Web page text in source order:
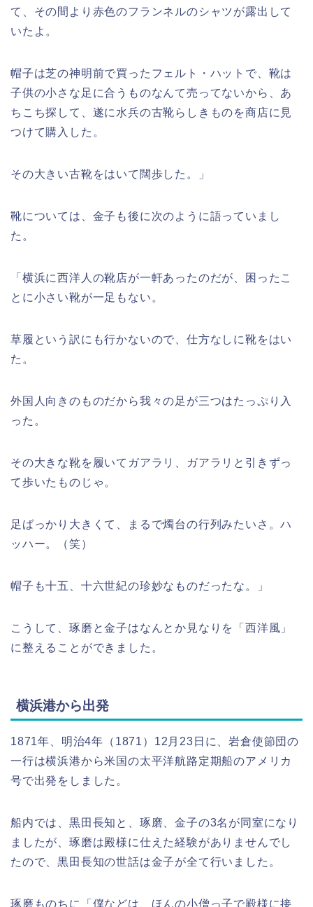
て、その間より赤色のフランネルのシャツが露出して
いたよ。
帽子は芝の神明前で買ったフェルト・ハットで、靴は
子供の小さな足に合うものなんて売ってないから、あ
ちこち探して、遂に水兵の古靴らしきものを商店に見
つけて購入した。
その大きい古靴をはいて闊歩した。」
靴については、金子も後に次のように語っていまし
た。
「横浜に西洋人の靴店が一軒あったのだが、困ったこ
とに小さい靴が一足もない。
草履という訳にも行かないので、仕方なしに靴をはい
た。
外国人向きのものだから我々の足が三つはたっぷり入
った。
その大きな靴を履いてガアラリ、ガアラリと引きずっ
て歩いたものじゃ。
足ばっかり大きくて、まるで燭台の行列みたいさ。ハ
ッハー。（笑）
帽子も十五、十六世紀の珍妙なものだったな。」
こうして、琢磨と金子はなんとか見なりを「西洋風」
に整えることができました。
横浜港から出発
1871年、明治4年（1871）12月23日に、岩倉使節団の
一行は横浜港から米国の太平洋航路定期船のアメリカ
号で出発をしました。
船内では、黒田長知と、琢磨、金子の3名が同室になり
ましたが、琢磨は殿様に仕えた経験がありませんでし
たので、黒田長知の世話は金子が全て行いました。
琢磨ものちに「僕などは、ほんの小僧っ子で殿様に接